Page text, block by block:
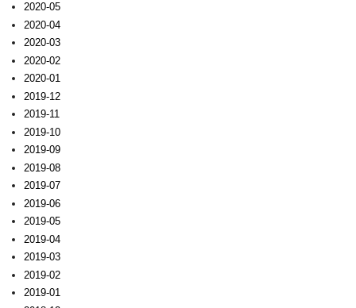
2020-05
2020-04
2020-03
2020-02
2020-01
2019-12
2019-11
2019-10
2019-09
2019-08
2019-07
2019-06
2019-05
2019-04
2019-03
2019-02
2019-01